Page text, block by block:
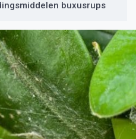
buxusrups